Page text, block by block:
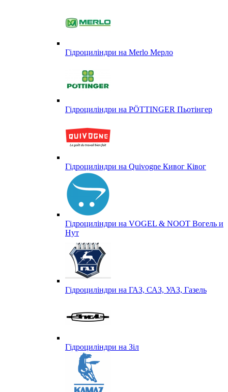
Гідроциліндри на Merlo Мерло
Гідроциліндри на PÖTTINGER Пьотінгер
Гідроциліндри на Quivogne Кивог Ківог
Гідроциліндри на VOGEL & NOOT Вогель и
Нут
Гідроциліндри на ГАЗ, САЗ, УАЗ, Газель
Гідроциліндри на Зіл